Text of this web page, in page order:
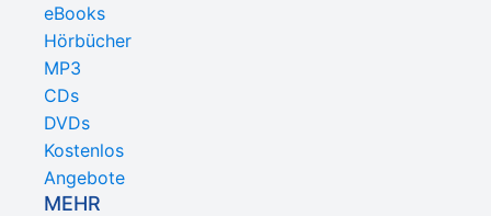
eBooks
Hörbücher
MP3
CDs
DVDs
Kostenlos
Angebote
MEHR